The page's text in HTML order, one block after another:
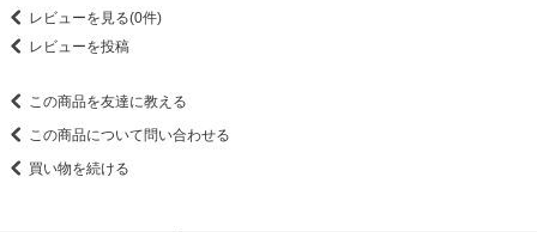
レビューを見る(0件)
レビューを投稿
この商品を友達に教える
この商品について問い合わせる
買い物を続ける